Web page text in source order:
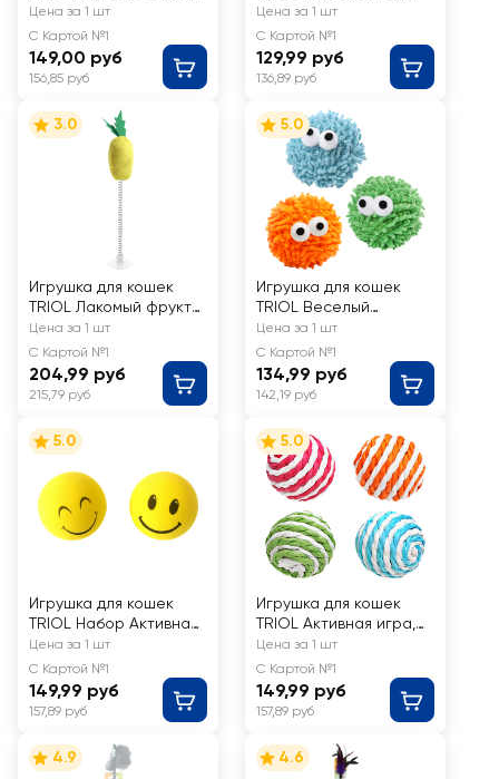
d=40мм/235мм
Цена за 1 шт
С Картой №1
149,00 руб
156,85 руб
Цена за 1 шт
С Картой №1
129,99 руб
136,89 руб
3.0
Игрушка для кошек
TRIOL Лакомый фрукт
на пружинке 260мм
Цена за 1 шт
С Картой №1
204,99 руб
215,79 руб
5.0
Игрушка для кошек
TRIOL Веселый
монстрик d=60мм
Цена за 1 шт
С Картой №1
134,99 руб
142,19 руб
5.0
Игрушка для кошек
TRIOL Набор Активная
игра 2 мяча d42мм
Цена за 1 шт
С Картой №1
149,99 руб
157,89 руб
5.0
Игрушка для кошек
TRIOL Активная игра,
набор 47, 2 мяча
d=45мм
Цена за 1 шт
С Картой №1
149,99 руб
157,89 руб
4.9 4.6